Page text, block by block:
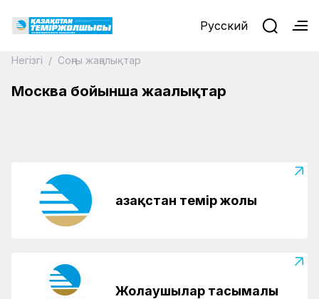
Русский
Негізгі / Соңғы жаңалықтар
Москва бойынша жаңалықтар
19.12.2023
ҚТЖ және РЖД ынтымақтастық мәселелері
бойынша екіжақты келіссөздер жүргізді
Қазақстан темір жолы
Жолаушылар тасымалы